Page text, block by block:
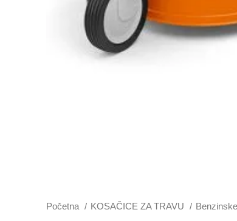
Početna KOSAČICE ZA TRAVU